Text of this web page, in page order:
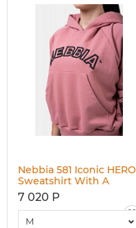
Nebbia 581 Iconic HERO
Sweatshirt With A
Hoodie, бледно-
розовый
7 020 Р
M